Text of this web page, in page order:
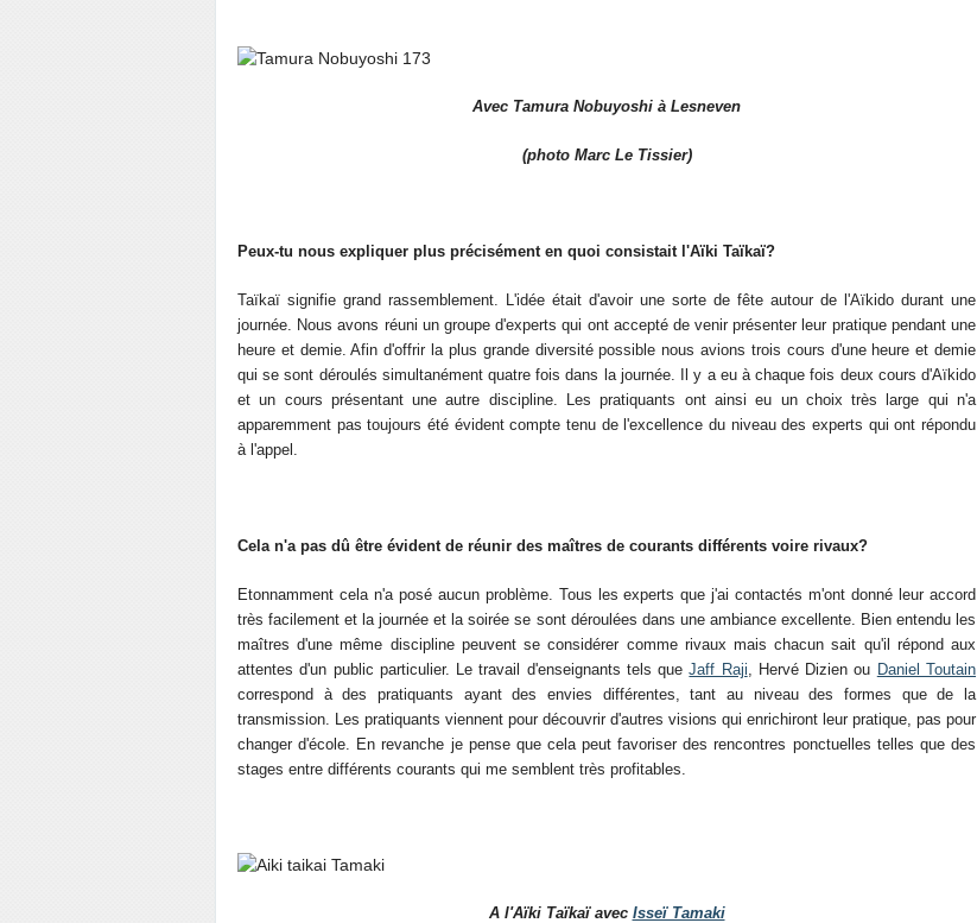
Avec Tamura Nobuyoshi à Lesneven
(photo Marc Le Tissier)
Peux-tu nous expliquer plus précisément en quoi consistait l'Aïki Taïkaï?
Taïkaï signifie grand rassemblement. L'idée était d'avoir une sorte de fête autour de l'Aïkido durant une
journée. Nous avons réuni un groupe d'experts qui ont accepté de venir présenter leur pratique pendant une
heure et demie. Afin d'offrir la plus grande diversité possible nous avions trois cours d'une heure et demie
qui se sont déroulés simultanément quatre fois dans la journée. Il y a eu à chaque fois deux cours d'Aïkido
et un cours présentant une autre discipline. Les pratiquants ont ainsi eu un choix très large qui n'a
apparemment pas toujours été évident compte tenu de l'excellence du niveau des experts qui ont répondu
à l'appel.
Cela n'a pas dû être évident de réunir des maîtres de courants différents voire rivaux?
Etonnamment cela n'a posé aucun problème. Tous les experts que j'ai contactés m'ont donné leur accord
très facilement et la journée et la soirée se sont déroulées dans une ambiance excellente. Bien entendu les
maîtres d'une même discipline peuvent se considérer comme rivaux mais chacun sait qu'il répond aux
attentes d'un public particulier. Le travail d'enseignants tels queJaff Raji , Hervé Dizien ou Daniel Toutain
correspond à des pratiquants ayant des envies différentes, tant au niveau des formes que de la
transmission. Les pratiquants viennent pour découvrir d'autres visions qui enrichiront leur pratique, pas pour
changer d'école. En revanche je pense que cela peut favoriser des rencontres ponctuelles telles que des
stages entre différents courants qui me semblent très profitables.
A l'Aïki Taïkaï avec Isseï Tamaki